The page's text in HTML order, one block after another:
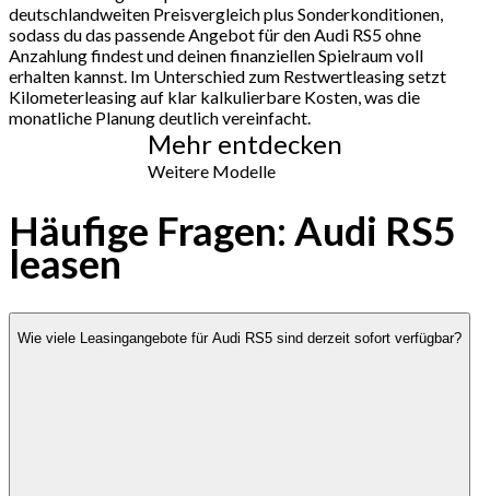
deutschlandweiten Preisvergleich plus Sonderkonditionen,
sodass du das passende Angebot für den Audi RS5 ohne
Anzahlung findest und deinen finanziellen Spielraum voll
erhalten kannst. Im Unterschied zum Restwertleasing setzt
Kilometerleasing auf klar kalkulierbare Kosten, was die
monatliche Planung deutlich vereinfacht.
Mehr entdecken
Weitere Modelle
Häufige Fragen: Audi RS5
leasen
Wie viele Leasingangebote für Audi RS5 sind derzeit sofort verfügbar?